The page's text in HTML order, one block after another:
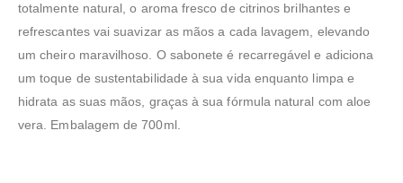
totalmente natural, o aroma fresco de citrinos brilhantes e
refrescantes vai suavizar as mãos a cada lavagem, elevando
um cheiro maravilhoso. O sabonete é recarregável e adiciona
um toque de sustentabilidade à sua vida enquanto limpa e
hidrata as suas mãos, graças à sua fórmula natural com aloe
vera. Embalagem de 700ml.